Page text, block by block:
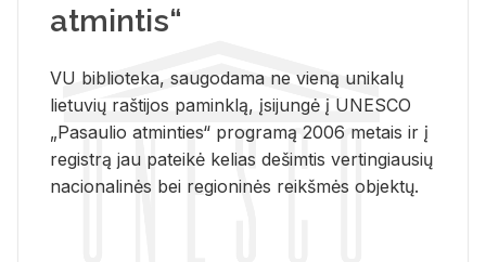
atmintis“
VU biblioteka, saugodama ne vieną unikalų
lietuvių raštijos paminklą, įsijungė į UNESCO
„Pasaulio atminties“ programą 2006 metais ir į
registrą jau pateikė kelias dešimtis vertingiausių
nacionalinės bei regioninės reikšmės objektų.